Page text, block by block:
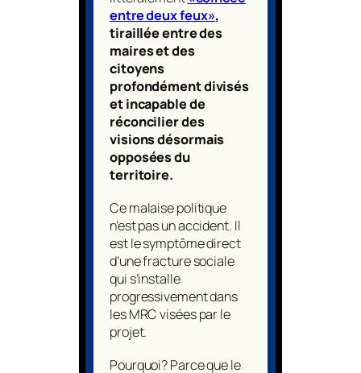
entre deux feux»,
tiraillée entre des
maires et des
citoyens
profondément divisés
et incapable de
réconcilier des
visions désormais
opposées du
territoire.
Ce malaise politique
n’est pas un accident. Il
est le symptôme direct
d’une fracture sociale
qui s’installe
progressivement dans
les MRC visées par le
projet.
Pourquoi? Parce que le